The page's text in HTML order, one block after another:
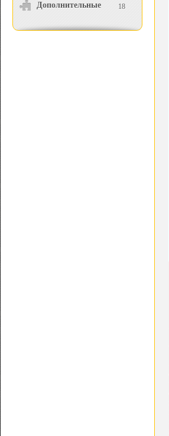
Дополнительные 18